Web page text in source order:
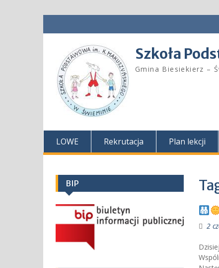
Szkoła
Gmina Biesiekierz –
LOWE Rekrutacja Plan lekcji
2
BIP